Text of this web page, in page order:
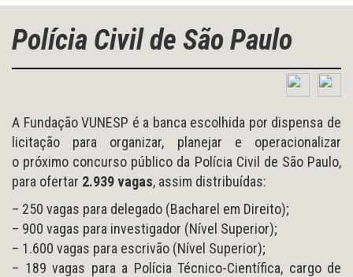
Polícia Civil de São Paulo
A Fundação VUNESP é a banca escolhida por dispensa de
licitação para organizar, planejar e operacionalizar
o próximo concurso público da Polícia Civil de São Paulo,
para ofertar 2.939 vagas, assim distribuídas:
– 250 vagas para delegado (Bacharel em Direito);
– 900 vagas para investigador (Nível Superior);
– 1.600 vagas para escrivão (Nível Superior);
– 189 vagas para a Polícia Técnico-Científica, cargo de